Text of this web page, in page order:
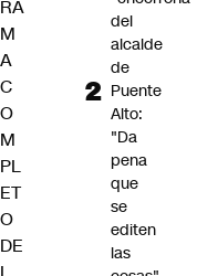
RA
M
A
C
O
M
PL
ET
O
DE
del
alcalde
de
Puente
Alto:
"Da
pena
que
se
editen
las